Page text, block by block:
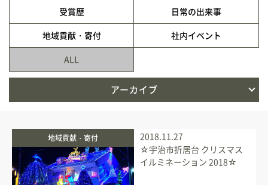
イベント情報
受賞歴
日常の出来事
地域貢献・寄付
社内イベント
ALL
アーカイブ
地域貢献・寄付
2018.11.27
☆宇治市折居台 クリスマス
イルミネーション 2018☆